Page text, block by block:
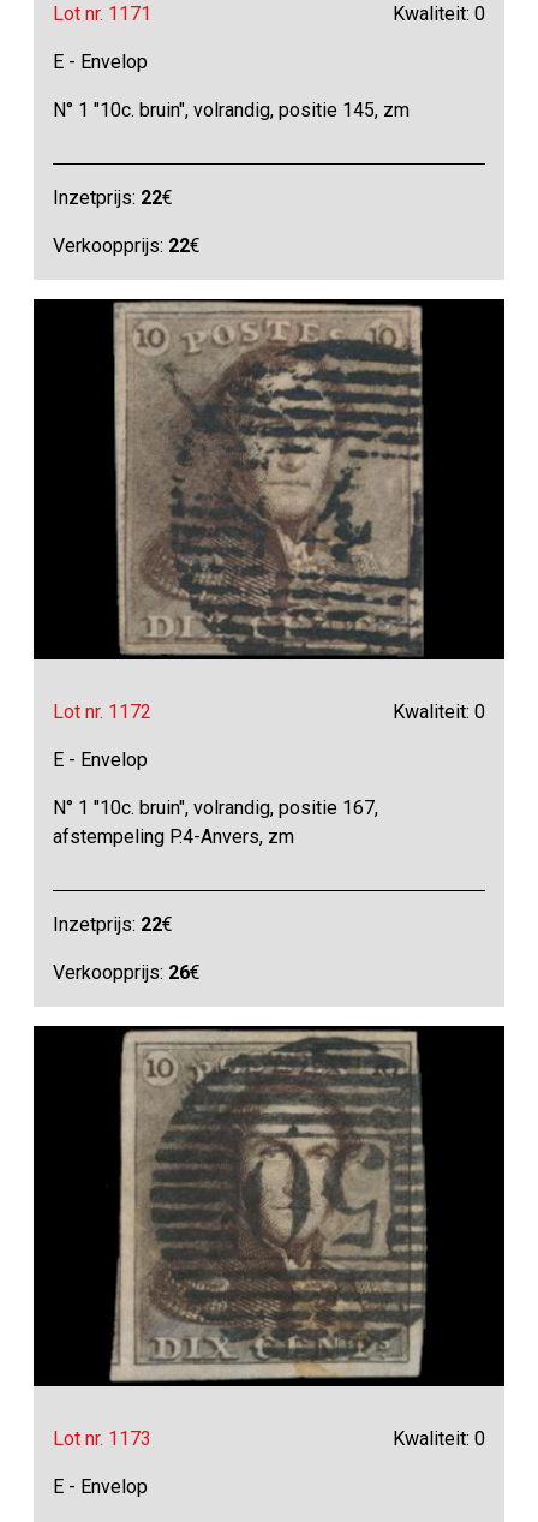
Lot nr. 1171 Kwaliteit: 0
E - Envelop
N° 1 "10c. bruin", volrandig, positie 145, zm
Inzetprijs: 22€
Verkoopprijs: 22€
Lot nr. 1172 Kwaliteit: 0
E - Envelop
N° 1 "10c. bruin", volrandig, positie 167,
afstempeling P.4-Anvers, zm
Inzetprijs: 22€
Verkoopprijs: 26€
Lot nr. 1173 Kwaliteit: 0
E - Envelop